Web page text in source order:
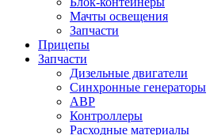
Мачты освещения
Запчасти
Прицепы
Запчасти
Дизельные двигатели
Синхронные генераторы
АВР
Контроллеры
Расходные материалы